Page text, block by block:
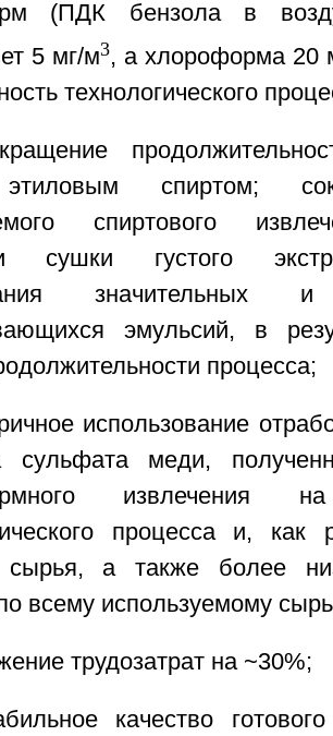
(ПДК бензола в
5 мг/м3, а хлороформа 20
технологического
спиртом;
спиртового
сушки густого
значительных
эмульсий, в
процесса;
использование
сульфата меди,
извлечения
процесса и, как
сырья, а также более
всему используемому
трудозатрат на ~30%;
качество